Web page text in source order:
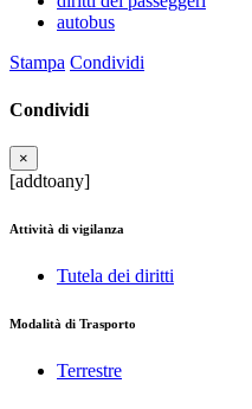
autobus
Stampa Condividi
Condividi
×
[addtoany]
Attività di vigilanza
Tutela dei diritti
Modalità di Trasporto
Terrestre